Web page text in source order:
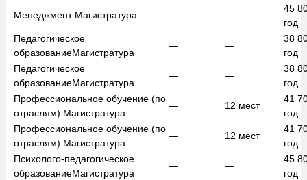
Менеджмент Магистратура — —
45
год
Педагогическое
образованиеМагистратура
— —
38
год
Педагогическое
образованиеМагистратура
— —
38
год
Профессиональное обучение (по
отраслям) Магистратура
— 12 мест
41
год
Профессиональное обучение (по
отраслям) Магистратура
— 12 мест
41
год
Психолого-педагогическое
образованиеМагистратура
— —
45
год